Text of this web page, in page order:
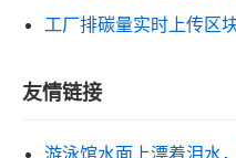
工厂排碳量实时上传区
友情链接
游泳馆水面上漂着泪水